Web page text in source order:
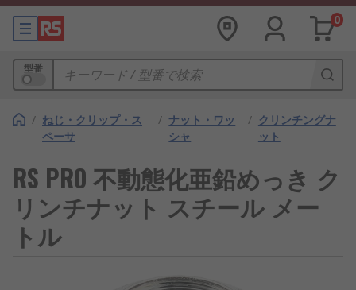
0
型番
/ ねじ・クリップ・ス
ペーサ
/ ナット・ワッ
シャ
/ クリンチングナ
ット
RS PRO 不動態化亜鉛めっき ク
リンチナット スチール メー
トル